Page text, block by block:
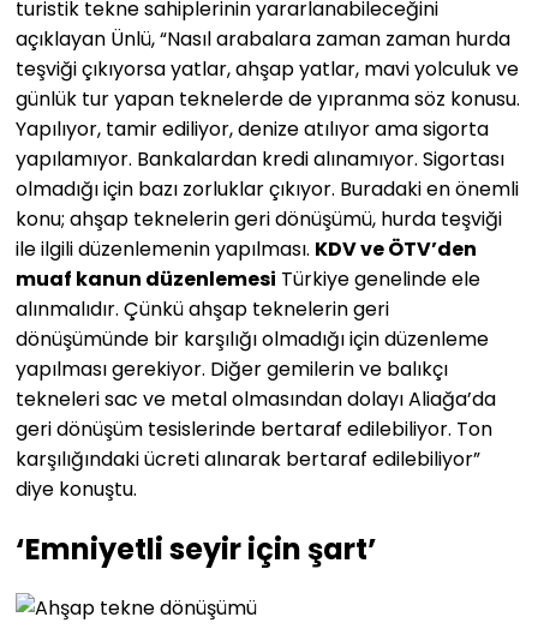
turistik tekne sahiplerinin yararlanabileceğini
açıklayan Ünlü, “Nasıl arabalara zaman zaman hurda
teşviği çıkıyorsa yatlar, ahşap yatlar, mavi yolculuk ve
günlük tur yapan teknelerde de yıpranma söz konusu.
Yapılıyor, tamir ediliyor, denize atılıyor ama sigorta
yapılamıyor. Bankalardan kredi alınamıyor. Sigortası
olmadığı için bazı zorluklar çıkıyor. Buradaki en önemli
konu; ahşap teknelerin geri dönüşümü, hurda teşviği
ile ilgili düzenlemenin yapılması. KDV ve ÖTV’den
muaf kanun düzenlemesi Türkiye genelinde ele
alınmalıdır. Çünkü ahşap teknelerin geri
dönüşümünde bir karşılığı olmadığı için düzenleme
yapılması gerekiyor. Diğer gemilerin ve balıkçı
tekneleri sac ve metal olmasından dolayı Aliağa’da
geri dönüşüm tesislerinde bertaraf edilebiliyor. Ton
karşılığındaki ücreti alınarak bertaraf edilebiliyor”
diye konuştu.
‘Emniyetli seyir için şart’